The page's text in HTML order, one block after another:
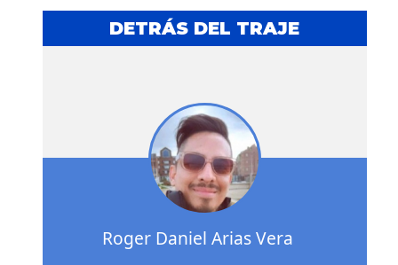
DETRÁS DEL TRAJE
Roger Daniel Arias Vera